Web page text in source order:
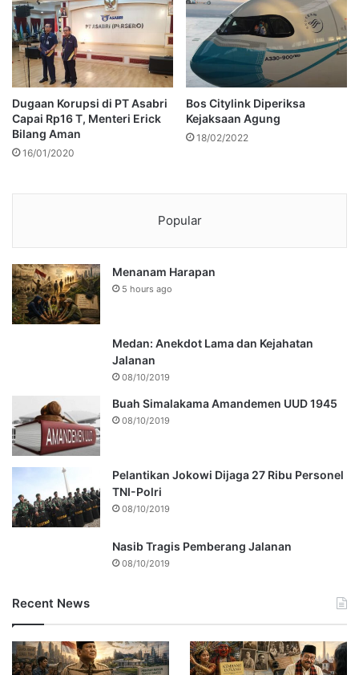
Dugaan Korupsi di PT Asabri
Capai Rp16 T, Menteri Erick
Bilang Aman
16/01/2020
Bos Citylink Diperiksa
Kejaksaan Agung
18/02/2022
Popular
Menanam Harapan
5 hours ago
Medan: Anekdot Lama dan Kejahatan
Jalanan
08/10/2019
Buah Simalakama Amandemen UUD 1945
08/10/2019
Pelantikan Jokowi Dijaga 27 Ribu Personel
TNI-Polri
08/10/2019
Nasib Tragis Pemberang Jalanan
08/10/2019
Recent News